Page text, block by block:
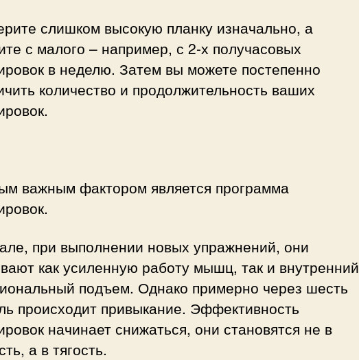
слишком высокую планку изначально, а
с малого – например, с 2-х получасовых
в неделю. Затем вы можете постепенно
количество и продолжительность ваших
важным фактором является программа
при выполнении новых упражнений, они
как усиленную работу мышц, так и внутренний
подъем. Однако примерно через шесть
происходит привыкание. Эффективность
начинает снижаться, они становятся не в
а в тягость.